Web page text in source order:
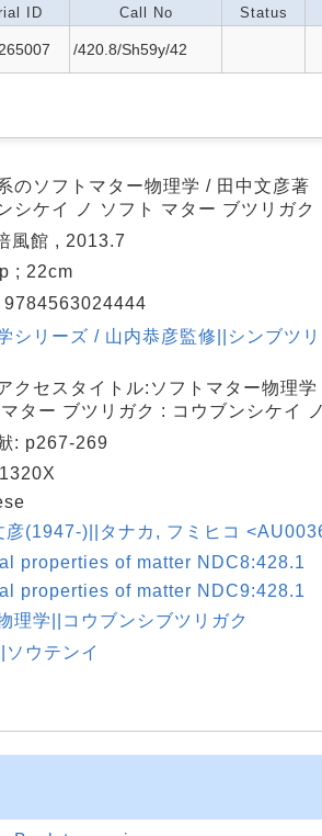
ID Call No Status
/420.8/Sh59y/42
のソフトマター物理学 / 田中文彦著
シケイ ノ ソフト マター ブツリガク
風館 , 2013.7
; 22cm
9784563024444
シリーズ / 山内恭彦監修||シンブツ
クセスタイトル:ソフトマター物理
ター ブツリガク : コウブンシケイ ノ
: p267-269
彦(1947-)||タナカ, フミヒコ
properties of matter NDC8:428.1
properties of matter NDC9:428.1
理学||コウブンシブツリガク
ウテンイ